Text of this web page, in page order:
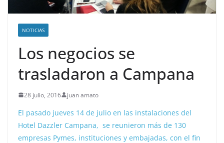
NOTICIAS
Los negocios se
trasladaron a Campana
28 julio, 2016 juan amato
El pasado jueves 14 de julio en las instalaciones del
Hotel Dazzler Campana, se reunieron más de 130
empresas Pymes, instituciones y embajadas, con el fin